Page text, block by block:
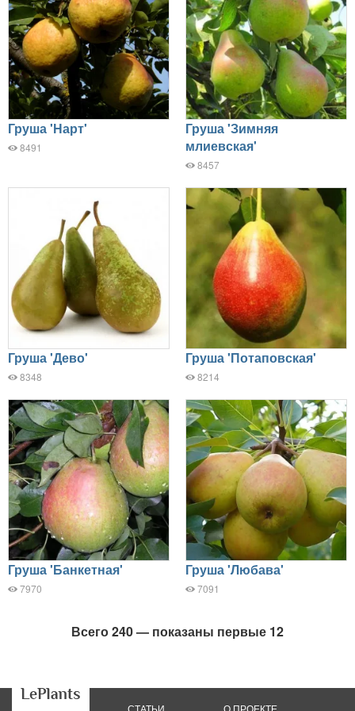
Груша 'Нарт'
8491
Груша 'Зимняя
млиевская'
8457
Груша 'Дево'
8348
Груша 'Потаповская'
8214
Груша 'Банкетная'
7970
Груша 'Любава'
7091
Всего 240 — показаны первые 12
СТАТЬИ О ПРОЕКТЕ